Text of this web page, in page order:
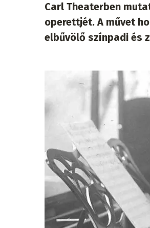
Carl Theaterben
operettjét. A művet
elbűvölő színpadi és